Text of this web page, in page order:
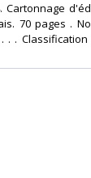
4. Cartonnage
70 pages .
. Classification